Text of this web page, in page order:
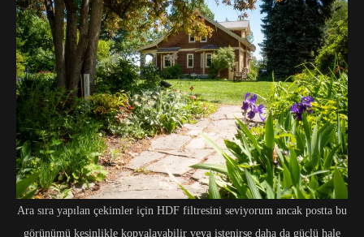
Ara sıra yapılan çekimler için HDF filtresini seviyorum ancak postta bu
görünümü kesinlikle kopyalayabilir veya istenirse daha da güçlü hale